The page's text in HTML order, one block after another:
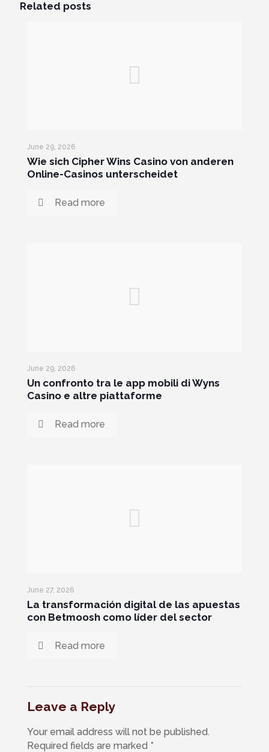
Related posts
June 29, 2026
Wie sich Cipher Wins Casino von anderen
Online-Casinos unterscheidet
Read more
June 29, 2026
Un confronto tra le app mobili di Wyns
Casino e altre piattaforme
Read more
June 27, 2026
La transformación digital de las apuestas
con Betmoosh como líder del sector
Read more
Leave a Reply
Your email address will not be published.
Required fields are marked *